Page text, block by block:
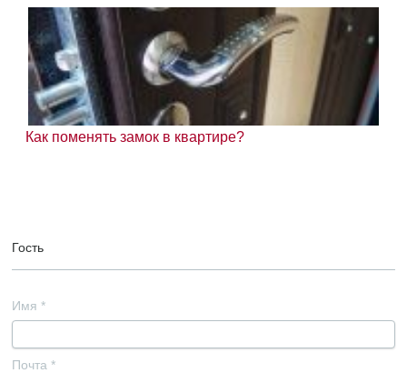
Как поменять замок в квартире?
Гость
Имя *
Почта *